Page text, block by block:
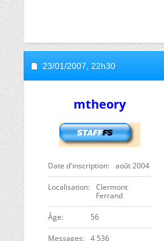
23/01/2007, 22h30
mtheory
Date d'inscription août 2004
Localisation
Clermont
Ferrand
Âge 56
Messages 4 536